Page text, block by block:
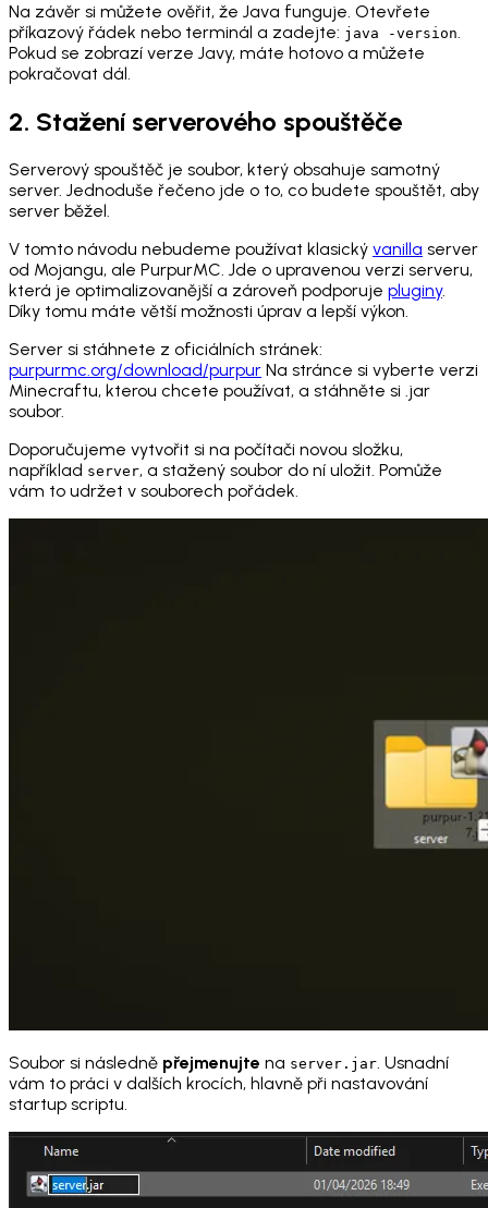
Na závěr si můžete ověřit, že Java funguje. Otevřete
příkazový řádek nebo terminál a zadejte: java -version.
Pokud se zobrazí verze Javy, máte hotovo a můžete
pokračovat dál.
2. Stažení serverového spouštěče
Serverový spouštěč je soubor, který obsahuje samotný
server. Jednoduše řečeno jde o to, co budete spouštět, aby
server běžel.
V tomto návodu nebudeme používat klasický vanilla server
od Mojangu, ale PurpurMC. Jde o upravenou verzi serveru,
která je optimalizovanější a zároveň podporuje pluginy.
Díky tomu máte větší možnosti úprav a lepší výkon.
Server si stáhnete z oficiálních stránek:
purpurmc.org/download/purpur Na stránce si vyberte verzi
Minecraftu, kterou chcete používat, a stáhněte si .jar
soubor.
Doporučujeme vytvořit si na počítači novou složku,
například server, a stažený soubor do ní uložit. Pomůže
vám to udržet v souborech pořádek.
Soubor si následně přejmenujte na server.jar. Usnadní
vám to práci v dalších krocích, hlavně při nastavování
startup scriptu.